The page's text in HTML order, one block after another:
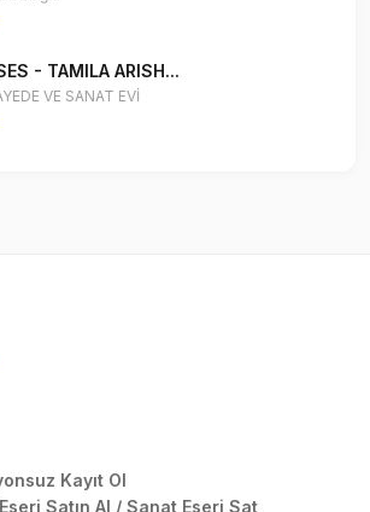
- TAMILA ARISH...
VE SANAT EVİ
Kayıt Ol
Satın Al / Sanat Eseri Sat